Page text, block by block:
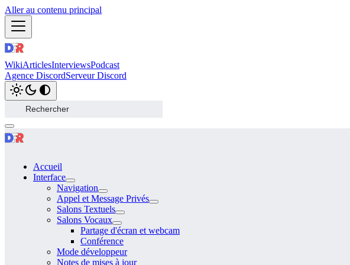
Aller au contenu principal
WikiArticlesInterviewsPodcast
Agence DiscordServeur Discord
Accueil
Interface
Navigation
Appel et Message Privés
Salons Textuels
Salons Vocaux
Partage d'écran et webcam
Conférence
Mode développeur
Notes de mises à jour